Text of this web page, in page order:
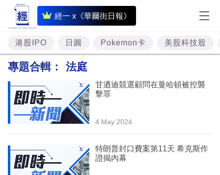
經一 x《華爾街日報》
即
時
財
經
投
資
港股IPO 日圓 Pokemon卡 美股科技股
專題合輯： 法庭
甘迺迪競選顧問在曼哈頓被控襲
擊罪
4 May 2024
特朗普封口費案第11天 希克斯作
證揭內幕